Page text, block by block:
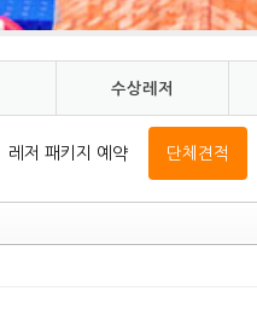
수상레저
레저 패키지 예약 단체견적